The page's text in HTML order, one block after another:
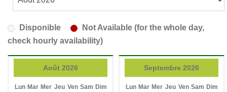
Disponible
Not Available (for the whole day,
check hourly availability)
Août 2026
Lun Mar Mer Jeu Ven Sam Dim
Septembre 2026
Lun Mar Mer Jeu Ven Sam Dim